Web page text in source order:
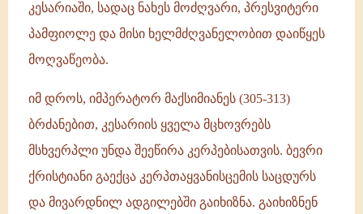
კესარიაში, სადაც ნახეს მოძღვარი, პრესვიტერი
პამფიოლე და მისი ხელმძღვანელობით დაიწყეს
მოღვაწეობა.
იმ დროს, იმპერატორ მაქსიმიანეს (305-313)
ბრძანებით, კესარიის ყველა მცხოვრებს
მსხვერპლი უნდა შეეწირა კერპებისათვის. ბევრი
ქრისტიანი გაექცა კერპთაყვანისცემის საცდურს
და მივარდნილ ადგილებში გაიხიზნა. გაიხიზნენ